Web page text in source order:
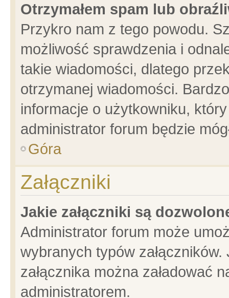
Otrzymałem spam lub
Przykro nam z tego powodu.
możliwość sprawdzenia i
takie wiadomości, dlatego
otrzymanej wiadomości.
informacje o użytkowniku,
administrator forum będzie
Góra
Załączniki
Jakie załączniki są
Administrator forum może
wybranych typów
załącznika można załadować
administratorem.